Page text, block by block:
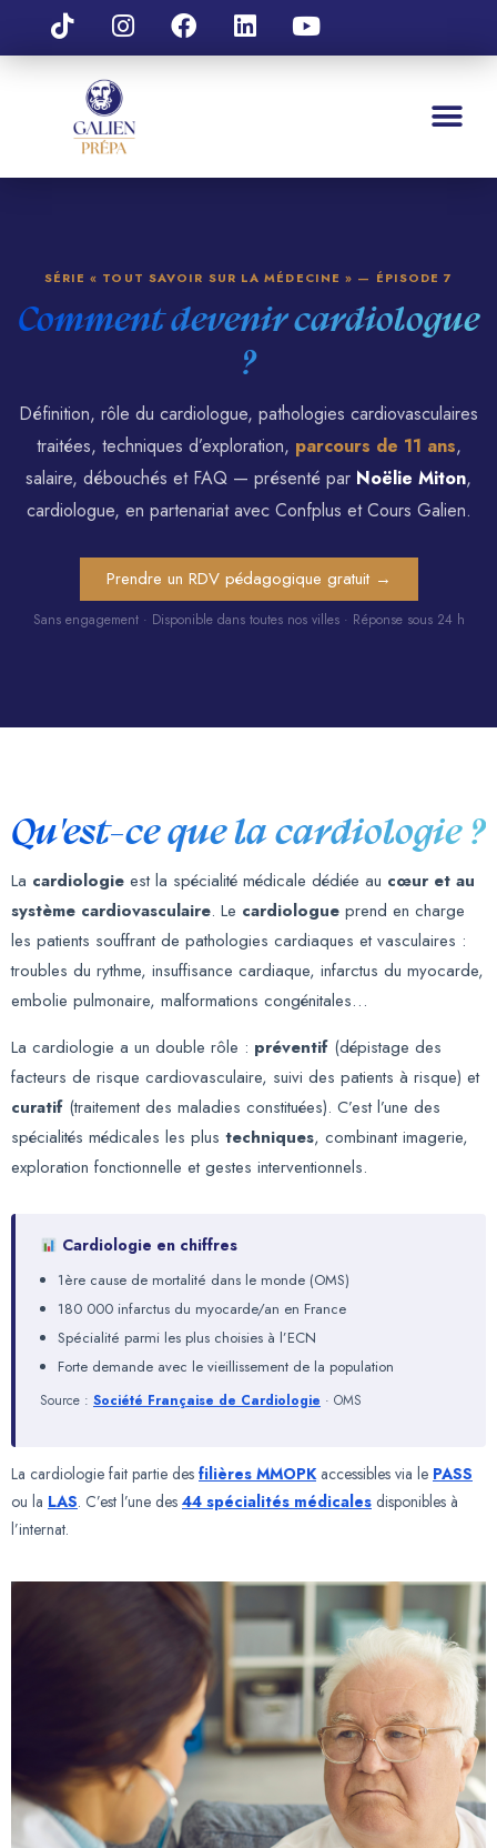
SÉRIE « TOUT SAVOIR SUR LA MÉDECINE » — ÉPISODE 7
Comment devenir cardiologue
?
Définition, rôle du cardiologue, pathologies cardiovasculaires
traitées, techniques d’exploration, parcours de 11 ans,
salaire, débouchés et FAQ — présenté par Noëlie Miton,
cardiologue, en partenariat avec Confplus et Cours Galien.
Prendre un RDV pédagogique gratuit →
Sans engagement · Disponible dans toutes nos villes · Réponse sous 24 h
Qu'est-ce que la cardiologie ?
La cardiologie est la spécialité médicale dédiée au cœur et au
système cardiovasculaire. Le cardiologue prend en charge
les patients souffrant de pathologies cardiaques et vasculaires :
troubles du rythme, insuffisance cardiaque, infarctus du myocarde,
embolie pulmonaire, malformations congénitales…
La cardiologie a un double rôle : préventif (dépistage des
facteurs de risque cardiovasculaire, suivi des patients à risque) et
curatif (traitement des maladies constituées). C’est l’une des
spécialités médicales les plus techniques, combinant imagerie,
exploration fonctionnelle et gestes interventionnels.
Cardiologie en chiffres
1ère cause de mortalité dans le monde (OMS)
180 000 infarctus du myocarde/an en France
Spécialité parmi les plus choisies à l’ECN
Forte demande avec le vieillissement de la population
Source : Société Française de Cardiologie · OMS
La cardiologie fait partie des filières MMOPKaccessibles via le PASS
ou la LAS. C’est l’une des 44 spécialités médicales disponibles à
l’internat.